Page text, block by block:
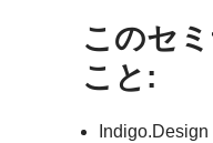
このセ
こと: